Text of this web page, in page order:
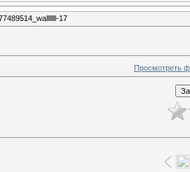
17
Просмотреть